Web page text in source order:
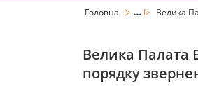
Головна ... Велика
Велика Палата
порядку